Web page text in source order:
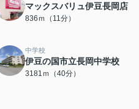
マックスバリュ伊豆長岡店
836ｍ（11分）
中学校
伊豆の国市立長岡中学校
3181ｍ（40分）